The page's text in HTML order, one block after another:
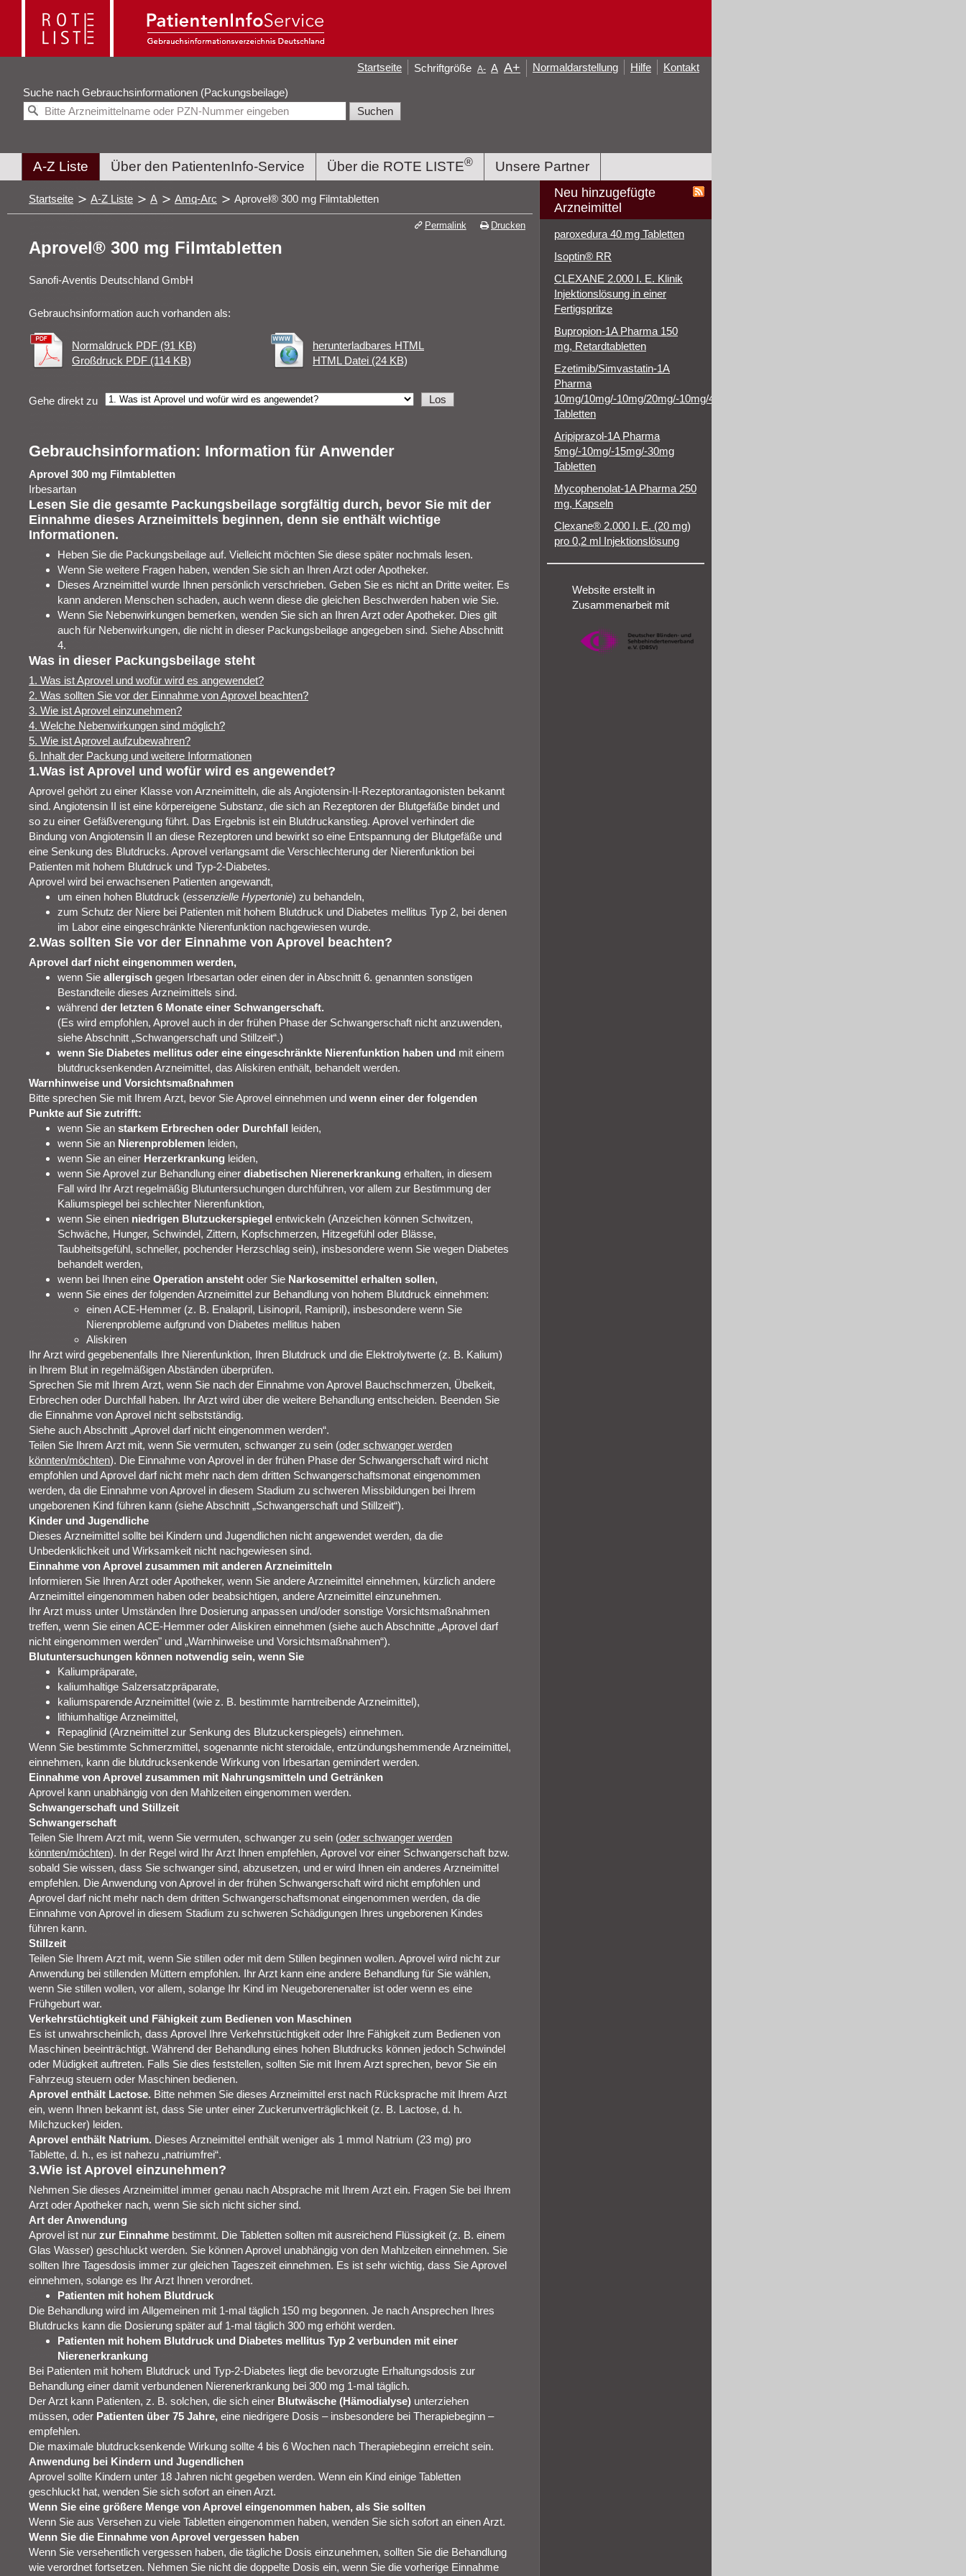
Suche nach Gebrauchsinformationen (Packungsbeilage)
A-Z Liste Über den PatientenInfo-Service Über die ROTE LISTE® Unsere Partner
Startseite Schriftgröße A- A A+ Normaldarstellung Hilfe Kontakt
Startseite A-Z Liste A Amq-Arc Aprovel® 300 mg Filmtabletten
Aprovel® 300 mg Filmtabletten
Sanofi-Aventis Deutschland GmbH
Gebrauchsinformation auch vorhanden als:
Normaldruck PDF (91 KB)
Großdruck PDF (114 KB)
herunterladbares HTML
HTML Datei (24 KB)
Gehe direkt zu
Gebrauchsinformation: Information für Anwender
Aprovel 300 mg Filmtabletten
Irbesartan
Lesen Sie die gesamte Packungsbeilage sorgfältig durch, bevor Sie mit der
Einnahme dieses Arzneimittels beginnen, denn sie enthält wichtige
Informationen.
Heben Sie die Packungsbeilage auf. Vielleicht möchten Sie diese später nochmals lesen.
Wenn Sie weitere Fragen haben, wenden Sie sich an Ihren Arzt oder Apotheker.
Dieses Arzneimittel wurde Ihnen persönlich verschrieben. Geben Sie es nicht an Dritte weiter. Es
kann anderen Menschen schaden, auch wenn diese die gleichen Beschwerden haben wie Sie.
Wenn Sie Nebenwirkungen bemerken, wenden Sie sich an Ihren Arzt oder Apotheker. Dies gilt
auch für Nebenwirkungen, die nicht in dieser Packungsbeilage angegeben sind. Siehe Abschnitt
4.
Was in dieser Packungsbeilage steht
1. Was ist Aprovel und wofür wird es angewendet?
2. Was sollten Sie vor der Einnahme von Aprovel beachten?
3. Wie ist Aprovel einzunehmen?
4. Welche Nebenwirkungen sind möglich?
5. Wie ist Aprovel aufzubewahren?
6. Inhalt der Packung und weitere Informationen
1.Was ist Aprovel und wofür wird es angewendet?
Aprovel gehört zu einer Klasse von Arzneimitteln, die als Angiotensin‑II-Rezeptorantagonisten bekannt
sind. Angiotensin II ist eine körpereigene Substanz, die sich an Rezeptoren der Blutgefäße bindet und
so zu einer Gefäßverengung führt. Das Ergebnis ist ein Blutdruckanstieg. Aprovel verhindert die
Bindung von Angiotensin II an diese Rezeptoren und bewirkt so eine Entspannung der Blutgefäße und
eine Senkung des Blutdrucks. Aprovel verlangsamt die Verschlechterung der Nierenfunktion bei
Patienten mit hohem Blutdruck und Typ‑2‑Diabetes.
Aprovel wird bei erwachsenen Patienten angewandt,
um einen hohen Blutdruck (essenzielle Hypertonie) zu behandeln,
zum Schutz der Niere bei Patienten mit hohem Blutdruck und Diabetes mellitus Typ 2, bei denen
im Labor eine eingeschränkte Nierenfunktion nachgewiesen wurde.
2.Was sollten Sie vor der Einnahme von Aprovel beachten?
Aprovel darf nicht eingenommen werden,
wenn Sie allergisch gegen Irbesartan oder einen der in Abschnitt 6. genannten sonstigen
Bestandteile dieses Arzneimittels sind.
während der letzten 6 Monate einer Schwangerschaft.
(Es wird empfohlen, Aprovel auch in der frühen Phase der Schwangerschaft nicht anzuwenden,
siehe Abschnitt „Schwangerschaft und Stillzeit“.)
wenn Sie Diabetes mellitus oder eine eingeschränkte Nierenfunktion haben und mit einem
blutdrucksenkenden Arzneimittel, das Aliskiren enthält, behandelt werden.
Warnhinweise und Vorsichtsmaßnahmen
Bitte sprechen Sie mit Ihrem Arzt, bevor Sie Aprovel einnehmen und wenn einer der folgenden
Punkte auf Sie zutrifft:
wenn Sie an starkem Erbrechen oder Durchfall leiden,
wenn Sie an Nierenproblemen leiden,
wenn Sie an einer Herzerkrankung leiden,
wenn Sie Aprovel zur Behandlung einer diabetischen Nierenerkrankung erhalten, in diesem
Fall wird Ihr Arzt regelmäßig Blutuntersuchungen durchführen, vor allem zur Bestimmung der
Kaliumspiegel bei schlechter Nierenfunktion,
wenn Sie einen niedrigen Blutzuckerspiegel entwickeln (Anzeichen können Schwitzen,
Schwäche, Hunger, Schwindel, Zittern, Kopfschmerzen, Hitzegefühl oder Blässe,
Taubheitsgefühl, schneller, pochender Herzschlag sein), insbesondere wenn Sie wegen Diabetes
behandelt werden,
wenn bei Ihnen eine Operation ansteht oder Sie Narkosemittel erhalten sollen,
wenn Sie eines der folgenden Arzneimittel zur Behandlung von hohem Blutdruck einnehmen:
einen ACE-Hemmer (z. B. Enalapril, Lisinopril, Ramipril), insbesondere wenn Sie
Nierenprobleme aufgrund von Diabetes mellitus haben
Aliskiren
Ihr Arzt wird gegebenenfalls Ihre Nierenfunktion, Ihren Blutdruck und die Elektrolytwerte (z. B. Kalium)
in Ihrem Blut in regelmäßigen Abständen überprüfen.
Sprechen Sie mit Ihrem Arzt, wenn Sie nach der Einnahme von Aprovel Bauchschmerzen, Übelkeit,
Erbrechen oder Durchfall haben. Ihr Arzt wird über die weitere Behandlung entscheiden. Beenden Sie
die Einnahme von Aprovel nicht selbstständig.
Siehe auch Abschnitt „Aprovel darf nicht eingenommen werden“.
Teilen Sie Ihrem Arzt mit, wenn Sie vermuten, schwanger zu sein (oder schwanger werden
könnten/möchten). Die Einnahme von Aprovel in der frühen Phase der Schwangerschaft wird nicht
empfohlen und Aprovel darf nicht mehr nach dem dritten Schwangerschaftsmonat eingenommen
werden, da die Einnahme von Aprovel in diesem Stadium zu schweren Missbildungen bei Ihrem
ungeborenen Kind führen kann (siehe Abschnitt „Schwangerschaft und Stillzeit“).
Kinder und Jugendliche
Dieses Arzneimittel sollte bei Kindern und Jugendlichen nicht angewendet werden, da die
Unbedenklichkeit und Wirksamkeit nicht nachgewiesen sind.
Einnahme von Aprovel zusammen mit anderen Arzneimitteln
Informieren Sie Ihren Arzt oder Apotheker, wenn Sie andere Arzneimittel einnehmen, kürzlich andere
Arzneimittel eingenommen haben oder beabsichtigen, andere Arzneimittel einzunehmen.
Ihr Arzt muss unter Umständen Ihre Dosierung anpassen und/oder sonstige Vorsichtsmaßnahmen
treffen, wenn Sie einen ACE-Hemmer oder Aliskiren einnehmen (siehe auch Abschnitte „Aprovel darf
nicht eingenommen werden" und „Warnhinweise und Vorsichtsmaßnahmen“).
Blutuntersuchungen können notwendig sein, wenn Sie
Kaliumpräparate,
kaliumhaltige Salzersatzpräparate,
kaliumsparende Arzneimittel (wie z. B. bestimmte harntreibende Arzneimittel),
lithiumhaltige Arzneimittel,
Repaglinid (Arzneimittel zur Senkung des Blutzuckerspiegels) einnehmen.
Wenn Sie bestimmte Schmerzmittel, sogenannte nicht steroidale, entzündungshemmende Arzneimittel,
einnehmen, kann die blutdrucksenkende Wirkung von Irbesartan gemindert werden.
Einnahme von Aprovel zusammen mit Nahrungsmitteln und Getränken
Aprovel kann unabhängig von den Mahlzeiten eingenommen werden.
Schwangerschaft und Stillzeit
Schwangerschaft
Teilen Sie Ihrem Arzt mit, wenn Sie vermuten, schwanger zu sein (oder schwanger werden
könnten/möchten). In der Regel wird Ihr Arzt Ihnen empfehlen, Aprovel vor einer Schwangerschaft bzw.
sobald Sie wissen, dass Sie schwanger sind, abzusetzen, und er wird Ihnen ein anderes Arzneimittel
empfehlen. Die Anwendung von Aprovel in der frühen Schwangerschaft wird nicht empfohlen und
Aprovel darf nicht mehr nach dem dritten Schwangerschaftsmonat eingenommen werden, da die
Einnahme von Aprovel in diesem Stadium zu schweren Schädigungen Ihres ungeborenen Kindes
führen kann.
Stillzeit
Teilen Sie Ihrem Arzt mit, wenn Sie stillen oder mit dem Stillen beginnen wollen. Aprovel wird nicht zur
Anwendung bei stillenden Müttern empfohlen. Ihr Arzt kann eine andere Behandlung für Sie wählen,
wenn Sie stillen wollen, vor allem, solange Ihr Kind im Neugeborenenalter ist oder wenn es eine
Frühgeburt war.
Verkehrstüchtigkeit und Fähigkeit zum Bedienen von Maschinen
Es ist unwahrscheinlich, dass Aprovel Ihre Verkehrstüchtigkeit oder Ihre Fähigkeit zum Bedienen von
Maschinen beeinträchtigt. Während der Behandlung eines hohen Blutdrucks können jedoch Schwindel
oder Müdigkeit auftreten. Falls Sie dies feststellen, sollten Sie mit Ihrem Arzt sprechen, bevor Sie ein
Fahrzeug steuern oder Maschinen bedienen.
Aprovel enthält Lactose. Bitte nehmen Sie dieses Arzneimittel erst nach Rücksprache mit Ihrem Arzt
ein, wenn Ihnen bekannt ist, dass Sie unter einer Zuckerunverträglichkeit (z. B. Lactose, d. h.
Milchzucker) leiden.
Aprovel enthält Natrium. Dieses Arzneimittel enthält weniger als 1 mmol Natrium (23 mg) pro
Tablette, d. h., es ist nahezu „natriumfrei“.
3.Wie ist Aprovel einzunehmen?
Nehmen Sie dieses Arzneimittel immer genau nach Absprache mit Ihrem Arzt ein. Fragen Sie bei Ihrem
Arzt oder Apotheker nach, wenn Sie sich nicht sicher sind.
Art der Anwendung
Aprovel ist nur zur Einnahme bestimmt. Die Tabletten sollten mit ausreichend Flüssigkeit (z. B. einem
Glas Wasser) geschluckt werden. Sie können Aprovel unabhängig von den Mahlzeiten einnehmen. Sie
sollten Ihre Tagesdosis immer zur gleichen Tageszeit einnehmen. Es ist sehr wichtig, dass Sie Aprovel
einnehmen, solange es Ihr Arzt Ihnen verordnet.
Patienten mit hohem Blutdruck
Die Behandlung wird im Allgemeinen mit 1‑mal täglich 150 mg begonnen. Je nach Ansprechen Ihres
Blutdrucks kann die Dosierung später auf 1‑mal täglich 300 mg erhöht werden.
Patienten mit hohem Blutdruck und Diabetes mellitus Typ 2 verbunden mit einer
Nierenerkrankung
Bei Patienten mit hohem Blutdruck und Typ‑2‑Diabetes liegt die bevorzugte Erhaltungsdosis zur
Behandlung einer damit verbundenen Nierenerkrankung bei 300 mg 1‑mal täglich.
Der Arzt kann Patienten, z. B. solchen, die sich einer Blutwäsche (Hämodialyse) unterziehen
müssen, oder Patienten über 75 Jahre, eine niedrigere Dosis – insbesondere bei Therapiebeginn –
empfehlen.
Die maximale blutdrucksenkende Wirkung sollte 4 bis 6 Wochen nach Therapiebeginn erreicht sein.
Anwendung bei Kindern und Jugendlichen
Aprovel sollte Kindern unter 18 Jahren nicht gegeben werden. Wenn ein Kind einige Tabletten
geschluckt hat, wenden Sie sich sofort an einen Arzt.
Wenn Sie eine größere Menge von Aprovel eingenommen haben, als Sie sollten
Wenn Sie aus Versehen zu viele Tabletten eingenommen haben, wenden Sie sich sofort an einen Arzt.
Wenn Sie die Einnahme von Aprovel vergessen haben
Wenn Sie versehentlich vergessen haben, die tägliche Dosis einzunehmen, sollten Sie die Behandlung
wie verordnet fortsetzen. Nehmen Sie nicht die doppelte Dosis ein, wenn Sie die vorherige Einnahme
Permalink Drucken
Neu hinzugefügte
Arzneimittel
paroxedura 40 mg Tabletten
Isoptin® RR
CLEXANE 2.000 I. E. Klinik
Injektionslösung in einer
Fertigspritze
Bupropion-1A Pharma 150
mg, Retardtabletten
Ezetimib/Simvastatin-1A
Pharma
10mg/10mg/-10mg/20mg/-10mg/40mg/-10mg/80mg
Tabletten
Aripiprazol-1A Pharma
5mg/-10mg/-15mg/-30mg
Tabletten
Mycophenolat-1A Pharma 250
mg, Kapseln
Clexane® 2.000 I. E. (20 mg)
pro 0,2 ml Injektionslösung
Website erstellt in
Zusammenarbeit mit